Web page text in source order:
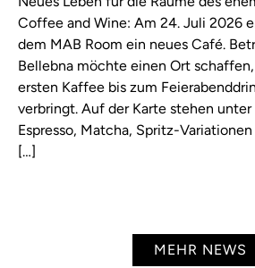
Coffee and Wine: Am 24. Juli 2026
dem MAB Room ein neues Café.
Bellebna möchte einen Ort
ersten Kaffee bis zum
verbringt. Auf der Karte stehen unter
Espresso, Matcha, Spritz-
[…]
MEHR NEWS